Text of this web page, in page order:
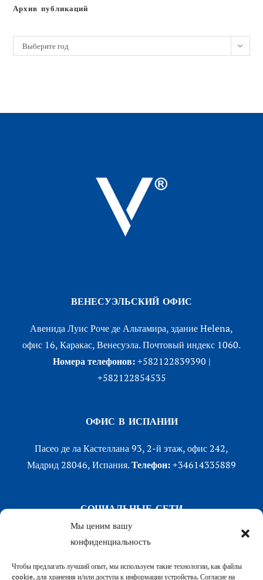
Мы ценим вашу
конфиденциальность
Чтобы предлагать лучший опыт, мы используем такие технологии, как файлы
cookie, для хранения и/или доступа к информации устройства. Согласие на
Архив публикаций
Архивы
Выберите год
ВЕНЕСУЭЛЬСКИЙ ОФИС
Авенида Луис Роче де Альтамира, здание Helena,
офис 16, Каракас, Венесуэла. Почтовый индекс 1060.
Номера телефонов:+582122839390 |
+582122854535
ОФИС В ИСПАНИИ
Пасео де ла Кастеллана 93, 2-й этаж, офис 242,
Мадрид 28046, Испания.Телефон:+34614335889
СОЦИАЛЬНЫЕ СЕТИ
Instagram